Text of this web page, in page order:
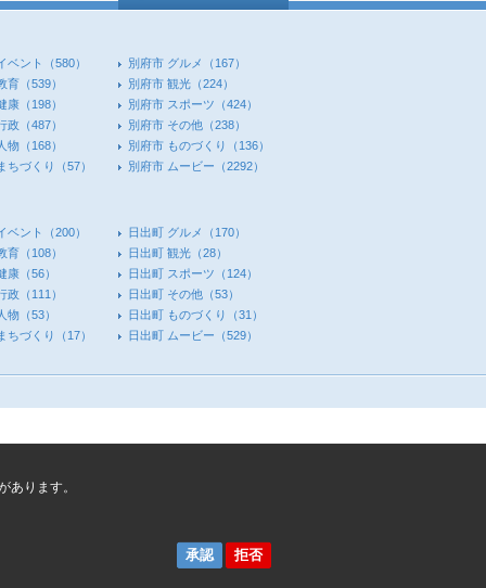
ベント （580） 別府市 グルメ
（167）
育 （539） 別府市 観光 （224）
康 （198） 別府市 スポーツ （424）
政 （487） 別府市 その他 （238）
物 （168） 別府市 ものづくり
（136）
ちづくり （57） 別府市 ムービー （2292）
ベント （200） 日出町 グルメ
（170）
育 （108） 日出町 観光 （28）
康 （56） 日出町 スポーツ （124）
政 （111） 日出町 その他 （53）
物 （53） 日出町 ものづくり
（31）
ちづくり （17） 日出町 ムービー （529）
あります。